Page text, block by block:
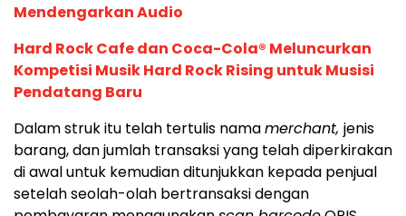
Mendengarkan Audio
Hard Rock Cafe dan Coca-Cola® Meluncurkan
Kompetisi Musik Hard Rock Rising untuk Musisi
Pendatang Baru
Dalam struk itu telah tertulis namamerchant, jenis
barang, dan jumlah transaksi yang telah diperkirakan
di awal untuk kemudian ditunjukkan kepada penjual
setelah seolah-olah bertransaksi dengan